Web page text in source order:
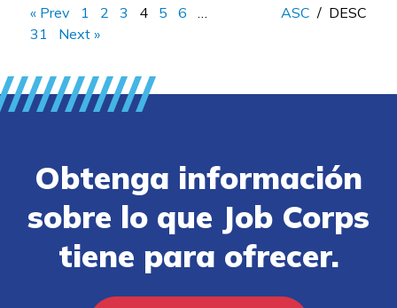
« Prev
1 2 3 4 5 6
31
Next »
ASC / DESC
Obtenga información
sobre lo que Job Corps
tiene para ofrecer.